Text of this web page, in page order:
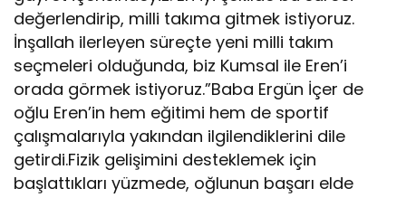
değerlendirip, milli takıma gitmek istiyoruz.
İnşallah ilerleyen süreçte yeni milli takım
seçmeleri olduğunda, biz Kumsal ile Eren’i
orada görmek istiyoruz.”Baba Ergün İçer de
oğlu Eren’in hem eğitimi hem de sportif
çalışmalarıyla yakından ilgilendiklerini dile
getirdi.Fizik gelişimini desteklemek için
başlattıkları yüzmede, oğlunun başarı elde